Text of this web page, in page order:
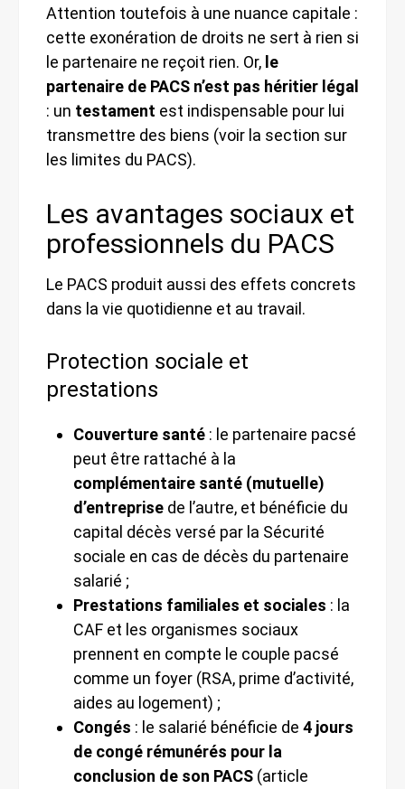
Attention toutefois à une nuance capitale :
cette exonération de droits ne sert à rien si
le partenaire ne reçoit rien. Or, le
partenaire de PACS n’est pas héritier légal
: un testament est indispensable pour lui
transmettre des biens (voir la section sur
les limites du PACS).
Les avantages sociaux et
professionnels du PACS
Le PACS produit aussi des effets concrets
dans la vie quotidienne et au travail.
Protection sociale et
prestations
Couverture santé : le partenaire pacsé
peut être rattaché à la
complémentaire santé (mutuelle)
d’entreprise de l’autre, et bénéficie du
capital décès versé par la Sécurité
sociale en cas de décès du partenaire
salarié ;
Prestations familiales et sociales : la
CAF et les organismes sociaux
prennent en compte le couple pacsé
comme un foyer (RSA, prime d’activité,
aides au logement) ;
Congés : le salarié bénéficie de 4 jours
de congé rémunérés pour la
conclusion de son PACS (article